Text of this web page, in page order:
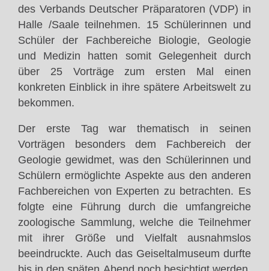
des Verbands Deutscher Präparatoren (VDP) in
Halle /Saale teilnehmen. 15 Schülerinnen und
Schüler der Fachbereiche Biologie, Geologie
und Medizin hatten somit Gelegenheit durch
über 25 Vorträge zum ersten Mal einen
konkreten Einblick in ihre spätere Arbeitswelt zu
bekommen.
Der erste Tag war thematisch in seinen
Vorträgen besonders dem Fachbereich der
Geologie gewidmet, was den Schülerinnen und
Schülern ermöglichte Aspekte aus den anderen
Fachbereichen von Experten zu betrachten. Es
folgte eine Führung durch die umfangreiche
zoologische Sammlung, welche die Teilnehmer
mit ihrer Größe und Vielfalt ausnahmslos
beeindruckte. Auch das Geiseltalmuseum durfte